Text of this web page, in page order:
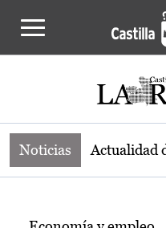
Noticias de la
Noticias Actualidad
Temas